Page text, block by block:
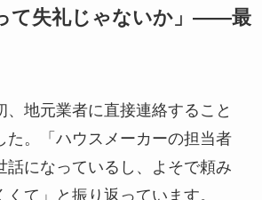
て失礼じゃないか」——最
、地元業者に直接連絡すること
た。「ハウスメーカーの担当者
話になっているし、よそで頼み
くて」と振り返っています。